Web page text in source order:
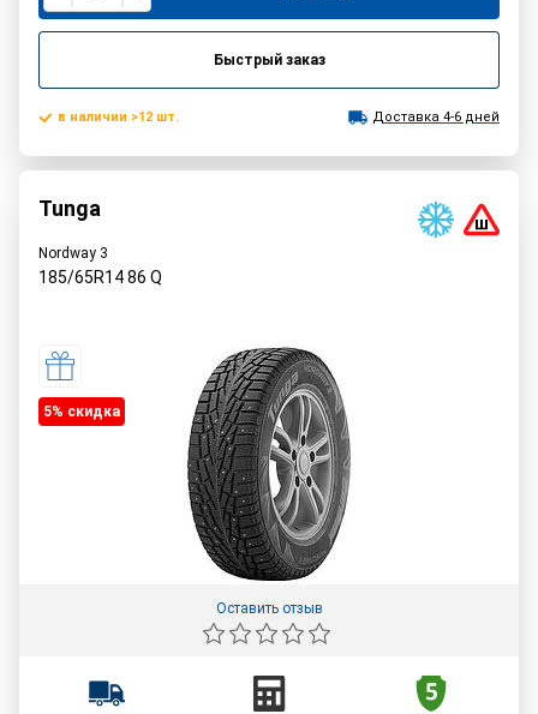
Быстрый заказ
в наличии >12 шт. Доставка 4-6 дней
Tunga
Nordway 3
185/65R1486 Q
5% cкидка
Оставить отзыв